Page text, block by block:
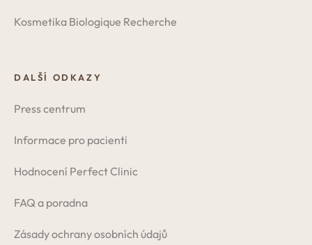
Kosmetika Biologique Recherche
DALŠÍ ODKAZY
Press centrum
Informace pro pacienti
Hodnocení Perfect Clinic
FAQ a poradna
Zásady ochrany osobních údajů